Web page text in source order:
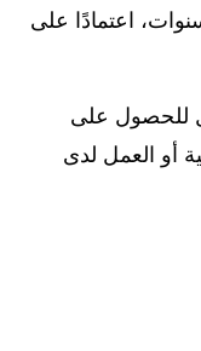
الإقامة صالحة لمدة 2 أو 3 سنوات، اعتمادًا على
للحصول على
أو العمل لدى